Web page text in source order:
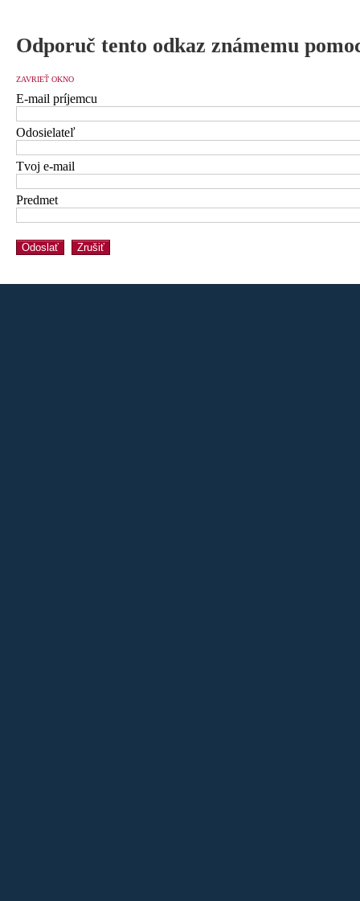
Odporuč tento odkaz známemu
ZAVRIEŤ OKNO
E-mail príjemcu
Odosielateľ
Tvoj e-mail
Predmet
Odoslať Zrušiť